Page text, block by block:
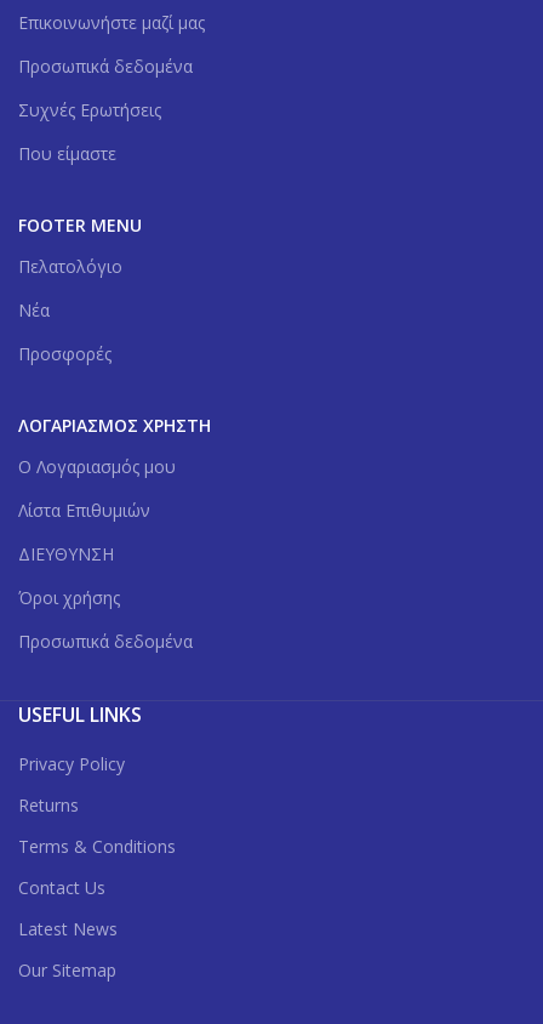
Επικοινωνήστε μαζί μας
Προσωπικά δεδομένα
Συχνές Ερωτήσεις
Που είμαστε
FOOTER MENU
Πελατολόγιο
Νέα
Προσφορές
ΛΟΓΑΡΙΑΣΜΌΣ ΧΡΉΣΤΗ
Ο Λογαριασμός μου
Λίστα Επιθυμιών
ΔΙΕΥΘΥΝΣΗ
Όροι χρήσης
Προσωπικά δεδομένα
USEFUL LINKS
Privacy Policy
Returns
Terms & Conditions
Contact Us
Latest News
Our Sitemap